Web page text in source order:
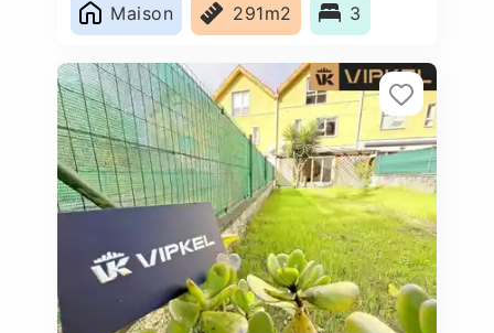
Maison
291m2 3